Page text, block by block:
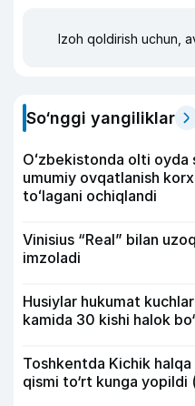
Izoh qoldirish uchun,
So‘nggi yangiliklar
Oʻzbekistonda olti oyda
umumiy ovqatlanish
toʻlagani ochiqlandi
Vinisius “Real” bilan
imzoladi
Husiylar hukumat
kamida 30 kishi halok
Toshkentda Kichik
qismi to‘rt kunga yopildi